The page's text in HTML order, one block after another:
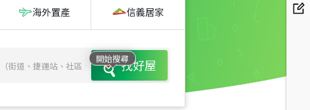
海外置產 信義居家
開始搜尋找好屋